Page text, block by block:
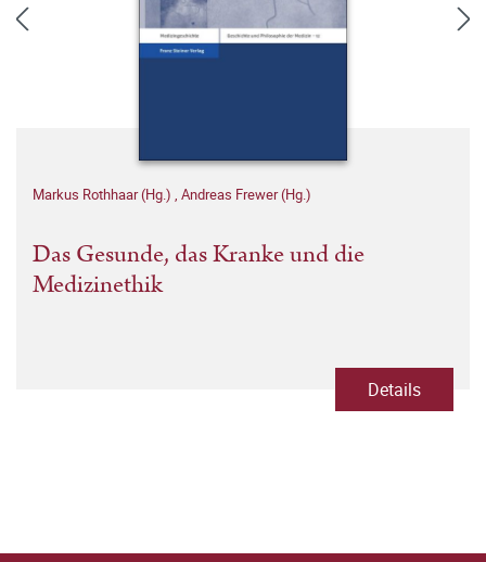
Markus Rothhaar (Hg.) , Andreas Frewer (Hg.)
Das Gesunde, das Kranke und die
Medizinethik
Details